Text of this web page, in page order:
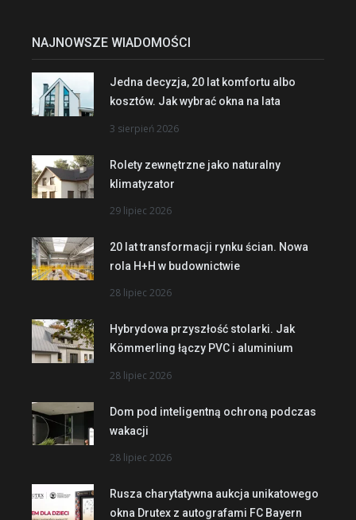
NAJNOWSZE WIADOMOŚCI
Jedna decyzja, 20 lat komfortu albo
kosztów. Jak wybrać okna na lata
3 sierpień 2026
Rolety zewnętrzne jako naturalny
klimatyzator
29 lipiec 2026
20 lat transformacji rynku ścian. Nowa
rola H+H w budownictwie
28 lipiec 2026
Hybrydowa przyszłość stolarki. Jak
Kömmerling łączy PVC i aluminium
28 lipiec 2026
Dom pod inteligentną ochroną podczas
wakacji
28 lipiec 2026
Rusza charytatywna aukcja unikatowego
okna Drutex z autografami FC Bayern